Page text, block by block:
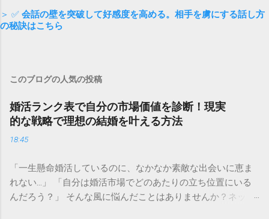
＞ ✅ 会話の壁を突破して好感度を高める。相手を虜にする話し方
の秘訣はこちら
このブログの人気の投稿
婚活ランク表で自分の市場価値を診断！現実
的な戦略で理想の結婚を叶える方法
18:45
「一生懸命婚活しているのに、なかなか素敵な出会いに恵ま
れない…」 「自分は婚活市場でどのあたりの立ち位置にいる
んだろう？」 そんな風に悩んだことはありませんか？ネット